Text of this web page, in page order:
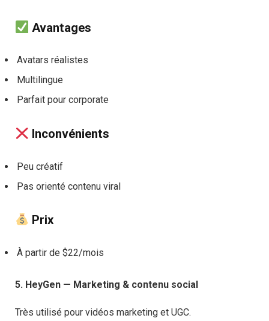
Avantages
Avatars réalistes
Multilingue
Parfait pour corporate
Inconvénients
Peu créatif
Pas orienté contenu viral
Prix
À partir de $22/mois
5. HeyGen — Marketing & contenu social
Très utilisé pour vidéos marketing et UGC.